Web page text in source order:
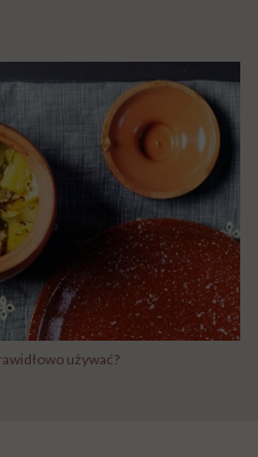
używać?